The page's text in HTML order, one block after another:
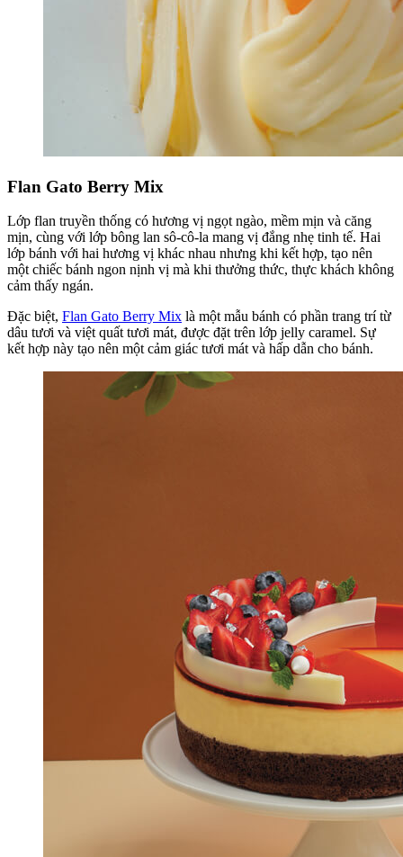
Flan Gato Berry Mix
Lớp flan truyền thống có hương vị ngọt ngào, mềm mịn và căng
mịn, cùng với lớp bông lan sô-cô-la mang vị đắng nhẹ tinh tế. Hai
lớp bánh với hai hương vị khác nhau nhưng khi kết hợp, tạo nên
một chiếc bánh ngon nịnh vị mà khi thưởng thức, thực khách không
cảm thấy ngán.
Đặc biệt, Flan Gato Berry Mix là một mẫu bánh có phần trang trí từ
dâu tươi và việt quất tươi mát, được đặt trên lớp jelly caramel. Sự
kết hợp này tạo nên một cảm giác tươi mát và hấp dẫn cho bánh.